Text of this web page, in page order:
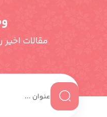
مقالات اخیر